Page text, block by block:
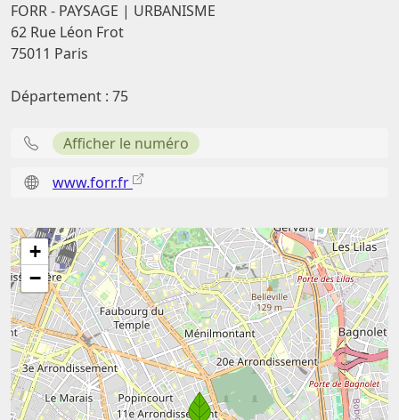
FORR - PAYSAGE | URBANISME
62 Rue Léon Frot
75011 Paris
Département : 75
Afficher le numéro
www.forr.fr
+
−